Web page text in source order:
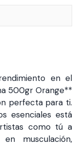
en el
500gr Orange**
perfecta para ti.
esenciales está
como tú a
musculación,